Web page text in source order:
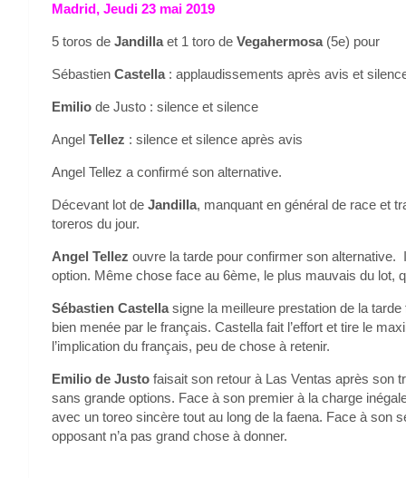
Madrid, Jeudi 23 mai 2019
5 toros de Jandillaet 1 toro de Vegahermosa(5e) pour
Sébastien Castella: applaudissements après avis et
Emilio de Justo : silence et silence
Angel Tellez : silence et silence après avis
Angel Tellez a confirmé son alternative.
Décevant lot de Jandilla, manquant en général de race et
toreros du jour.
Angel Tellez ouvre la tarde pour confirmer son
option. Même chose face au 6ème, le plus mauvais du lot,
Sébastien Castellasigne la meilleure prestation de la
bien menée par le français. Castella fait l’effort et tire le
l’implication du français, peu de chose à retenir.
Emilio de Justo faisait son retour à Las Ventas après son
sans grande options. Face à son premier à la charge
avec un toreo sincère tout au long de la faena. Face à son
opposant n’a pas grand chose à donner.